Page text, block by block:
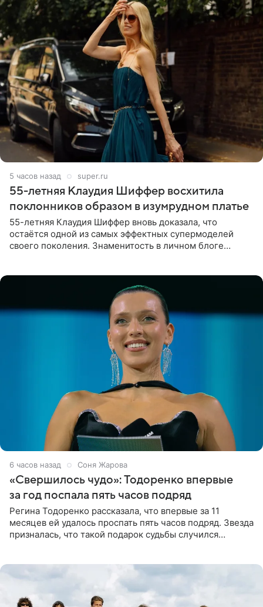
6 часов назад super.ru
55-летняя Клаудия Шиффер восхитила
поклонников образом в изумрудном платье
55-летняя Клаудия Шиффер вновь доказала, что
остаётся одной из самых эффектных супермоделей
своего поколения. Знаменитость в личном блоге
7 часов назад Соня Жарова
«Свершилось чудо»: Тодоренко впервые
за год поспала пять часов подряд
Регина Тодоренко рассказала, что впервые за 11
месяцев ей удалось проспать пять часов подряд. Звезда
призналась, что такой подарок судьбы случился